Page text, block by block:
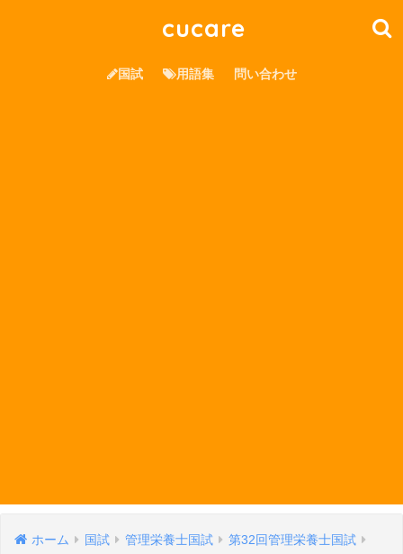
cucare
国試 用語集 問い合わせ
ホーム 国試 管理栄養士国試 第32回管理栄養士国試